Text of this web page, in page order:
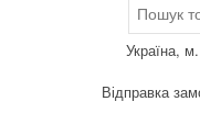
Україна,
Відправка